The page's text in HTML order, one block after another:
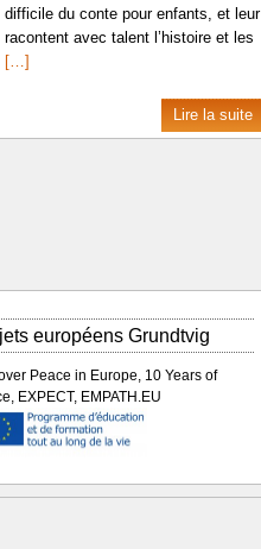
difficile du conte pour enfants, et leur
racontent avec talent l’histoire et les
[…]
Lire la suite
européens Grundtvig
Peace in Europe, 10 Years of
EXPECT, EMPATH.EU